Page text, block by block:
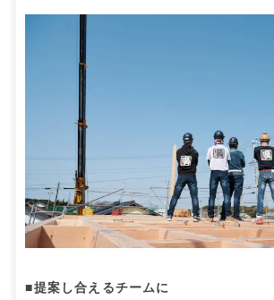
■提案し合えるチームに